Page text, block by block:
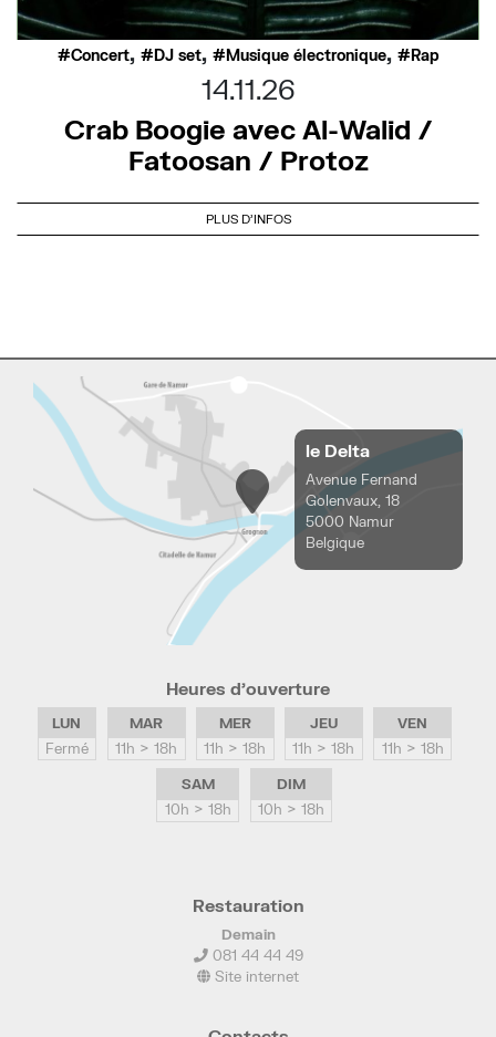
Concert, DJ set, Musique électronique, Rap
14.11.26
Crab Boogie avec Al-Walid /
Fatoosan / Protoz
PLUS D'INFOS
le Delta
Avenue Fernand
Golenvaux, 18
5000 Namur
Belgique
Heures d’ouverture
LUN
Fermé
MAR
11h > 18h
MER
11h > 18h
JEU
11h > 18h
VEN
11h > 18h
SAM
10h > 18h
DIM
10h > 18h
Restauration
Demain
081 44 44 49
Site internet